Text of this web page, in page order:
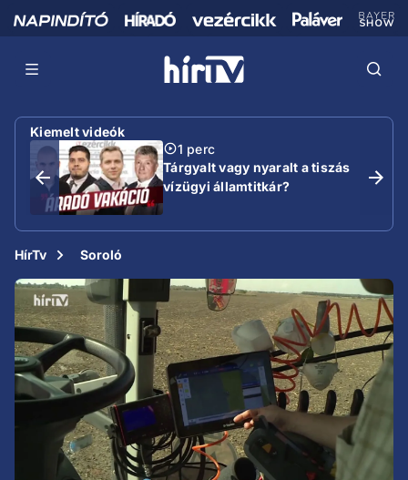
Kiemelt videók
1 perc
Tárgyalt vagy nyaralt a tiszás
vízügyi államtitkár?
HírTv Soroló